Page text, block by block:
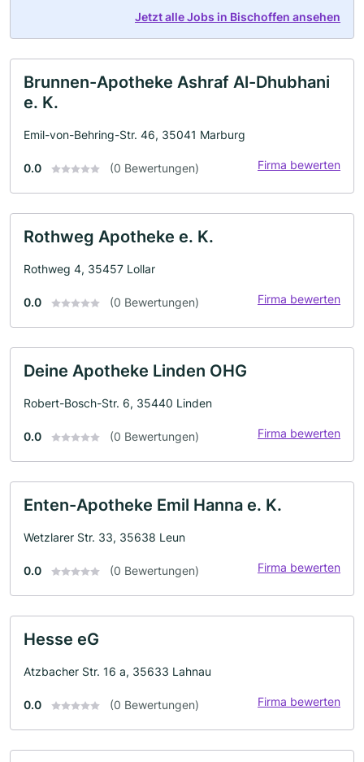
Jetzt alle Jobs in Bischoffen ansehen
Brunnen-Apotheke Ashraf Al-Dhubhani
e. K.
Emil-von-Behring-Str. 46, 35041 Marburg
0.0 (0 Bewertungen) Firma bewerten
Rothweg Apotheke e. K.
Rothweg 4, 35457 Lollar
0.0 (0 Bewertungen) Firma bewerten
Deine Apotheke Linden OHG
Robert-Bosch-Str. 6, 35440 Linden
0.0 (0 Bewertungen) Firma bewerten
Enten-Apotheke Emil Hanna e. K.
Wetzlarer Str. 33, 35638 Leun
0.0 (0 Bewertungen) Firma bewerten
Hesse eG
Atzbacher Str. 16 a, 35633 Lahnau
0.0 (0 Bewertungen) Firma bewerten